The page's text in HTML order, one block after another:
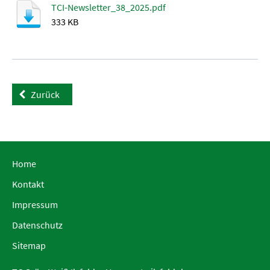
TCI-Newsletter_38_2025.pdf
333 KB
Zurück
Home
Kontakt
Impressum
Datenschutz
Sitemap